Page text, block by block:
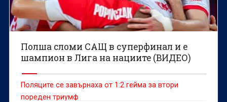
Полша сломи САЩ в суперфинал и е
шампион в Лига на нациите (ВИДЕО)
Поляците се завърнаха от 1:2 гейма за втори
пореден триумф